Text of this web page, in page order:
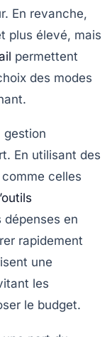
En revanche,
plus élevé, mais
permettent
des modes
gestion
En utilisant des
celles
dépenses en
rapidement
une
les
le budget.